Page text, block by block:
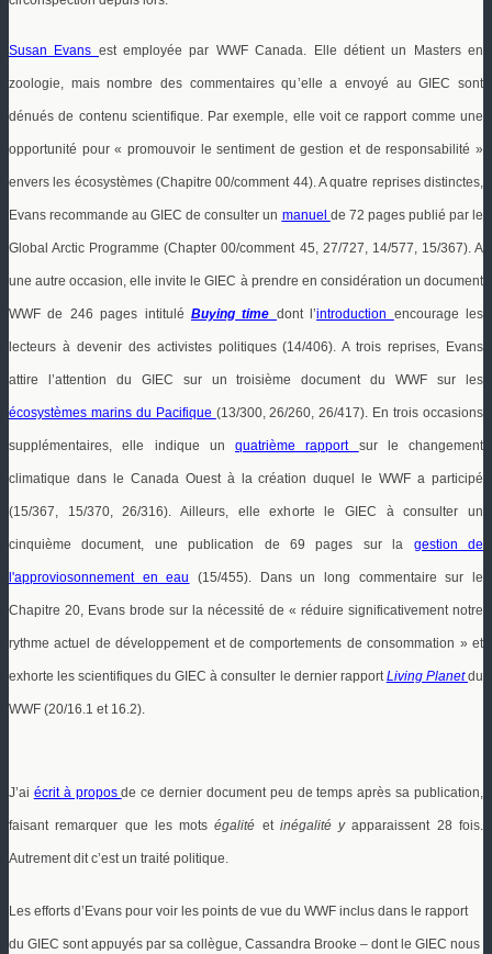
Susan Evans est employée par WWF Canada. Elle détient un Masters en
zoologie, mais nombre des commentaires qu’elle a envoyé au GIEC sont
dénués de contenu scientifique. Par exemple, elle voit ce rapport comme une
opportunité pour « promouvoir le sentiment de gestion et de responsabilité »
envers les écosystèmes (Chapitre 00/comment44). A quatre reprises distinctes,
Evans recommande au GIEC de consulter un manuel de 72 pages publié par le
Global Arctic Programme (Chapter 00/comment 45, 27/727, 14/577, 15/367).A
une autre occasion, elle invite le GIEC à prendre en considération un document
WWF de 246 pages intitulé Buying time dont l’introduction encourage les
lecteurs à devenir des activistes politiques (14/406). A trois reprises, Evans
attire l’attention du GIEC sur un troisième document du WWF sur les
écosystèmes marins du Pacifique (13/300, 26/260, 26/417). En trois occasions
supplémentaires, elle indique un quatrième rapport sur le changement
climatique dans le Canada Ouest à la création duquel le WWF a participé
(15/367, 15/370, 26/316). Ailleurs, elle exhorte le GIEC à consulter un
cinquième document, une publication de 69 pages sur la gestion de
l'approviosonnement en eau (15/455). Dans un long commentaire sur le
Chapitre 20, Evans brode sur la nécessité de « réduire significativement notre
rythme actuel de développement et de comportements de consommation » et
exhorte les scientifiques du GIEC à consulter le dernier rapportLiving Planetdu
WWF (20/16.1 et 16.2).
J’ai écrit à proposde ce dernier document peu de temps après sa publication,
faisant remarquer que les motségalité et inégalitéyapparaissent 28 fois.
Autrement dit c’est un traité politique.
Les efforts d’Evans pour voir les points de vue du WWF inclus dans le rapport
du GIEC sont appuyés par sa collègue, Cassandra Brooke – dont le GIEC nous